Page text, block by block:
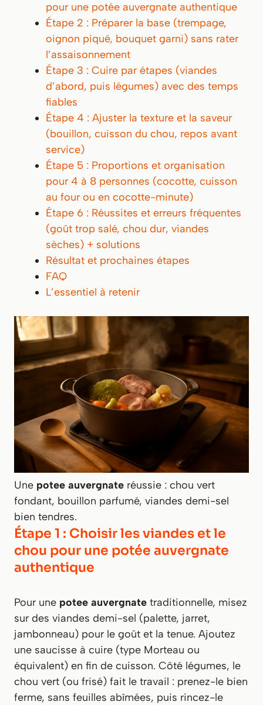
pour une potée auvergnate authentique
Étape 2 : Préparer la base (trempage,
oignon piqué, bouquet garni) sans rater
l’assaisonnement
Étape 3 : Cuire par étapes (viandes
d’abord, puis légumes) avec des temps
fiables
Étape 4 : Ajuster la texture et la saveur
(bouillon, cuisson du chou, repos avant
service)
Étape 5 : Proportions et organisation
pour 4 à 8 personnes (cocotte, cuisson
au four ou en cocotte-minute)
Étape 6 : Réussites et erreurs fréquentes
(goût trop salé, chou dur, viandes
sèches) + solutions
Résultat et prochaines étapes
FAQ
L’essentiel à retenir
Une potee auvergnate réussie : chou vert
fondant, bouillon parfumé, viandes demi-sel
bien tendres.
Étape 1 : Choisir les viandes et le
chou pour une potée auvergnate
authentique
Pour une potee auvergnate traditionnelle, misez
sur des viandes demi-sel (palette, jarret,
jambonneau) pour le goût et la tenue. Ajoutez
une saucisse à cuire (type Morteau ou
équivalent) en fin de cuisson. Côté légumes, le
chou vert (ou frisé) fait le travail : prenez-le bien
ferme, sans feuilles abîmées, puis rincez-le